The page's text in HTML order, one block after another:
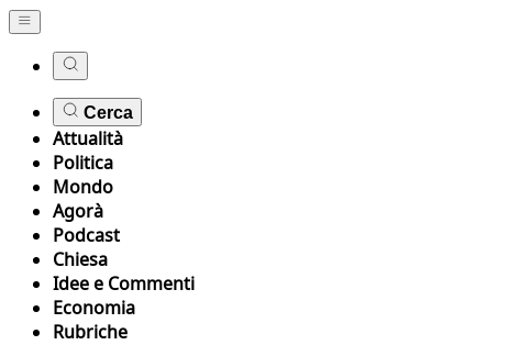
Cerca
Attualità
Politica
Mondo
Agorà
Podcast
Chiesa
Idee e Commenti
Economia
Rubriche